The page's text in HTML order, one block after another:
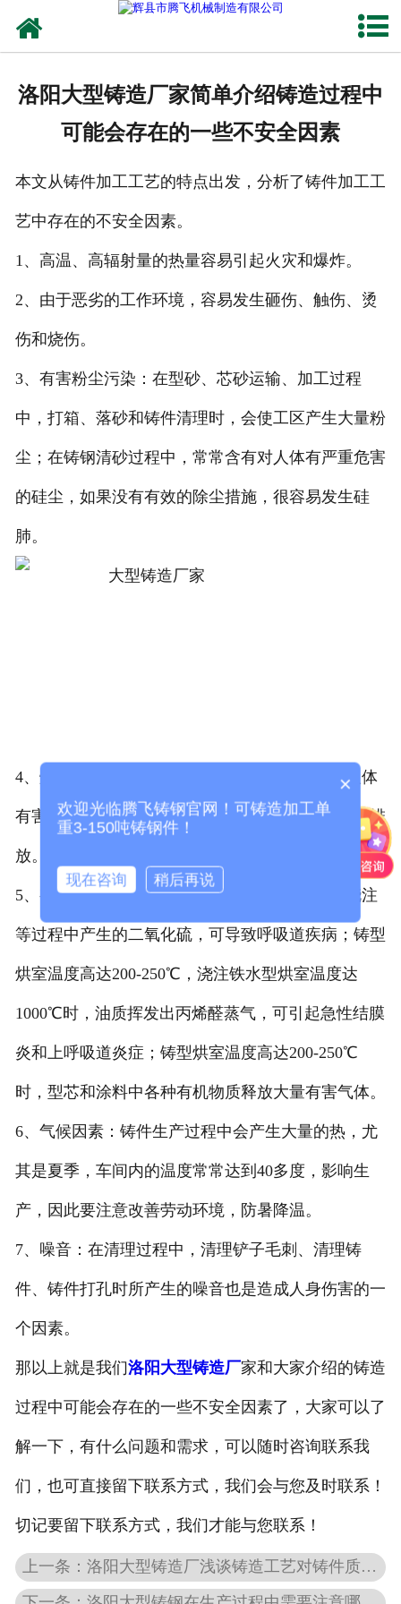
生产能力
联系我们
洛阳大型铸造厂家简单介绍铸造过程中
可能会存在的一些不安全因素
本文从铸件加工工艺的特点出发，分析了铸件加工工
艺中存在的不安全因素。
1、高温、高辐射量的热量容易引起火灾和爆炸。
2、由于恶劣的工作环境，容易发生砸伤、触伤、烫
伤和烧伤。
3、有害粉尘污染：在型砂、芯砂运输、加工过程
中，打箱、落砂和铸件清理时，会使工区产生大量粉
尘；在铸钢清砂过程中，常常含有对人体有严重危害
的硅尘，如果没有有效的除尘措施，很容易发生硅
肺。
4、烟害：冲天炉、电弧炉的烟气中含有大量对人体
有害的一氧化碳，还可通过烘烤砂型或泥型芯子而排
放。
5、有害气体：在炼焦熔化金属及铸型、浇包、浇注
等过程中产生的二氧化硫，可导致呼吸道疾病；铸型
烘室温度高达200-250℃，浇注铁水型烘室温度达
1000℃时，油质挥发出丙烯醛蒸气，可引起急性结膜
炎和上呼吸道炎症；铸型烘室温度高达200-250℃
时，型芯和涂料中各种有机物质释放大量有害气体。
6、气候因素：铸件生产过程中会产生大量的热，尤
其是夏季，车间内的温度常常达到40多度，影响生
产，因此要注意改善劳动环境，防暑降温。
7、噪音：在清理过程中，清理铲子毛刺、清理铸
件、铸件打孔时所产生的噪音也是造成人身伤害的一
个因素。
那以上就是我们洛阳大型铸造厂家和大家介绍的铸造
过程中可能会存在的一些不安全因素了，大家可以了
解一下，有什么问题和需求，可以随时咨询联系我
们，也可直接留下联系方式，我们会与您及时联系！
切记要留下联系方式，我们才能与您联系！
上一条：洛阳大型铸造厂浅谈铸造工艺对铸件质量的影响
×
欢迎光临腾飞铸钢官网！可铸造加工单
重3-150吨铸钢件！
现在咨询 稍后再说